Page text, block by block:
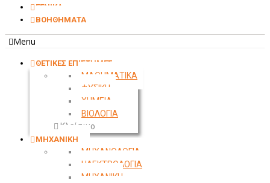
ΓΕΝΙΚΑ
ΒΟΗΘΗΜΑΤΑ
Menu
ΘΕΤΙΚΕΣ ΕΠΙΣΤΗΜΕΣ
ΜΑΘΗΜΑΤΙΚΑ
ΦΥΣΙΚΗ
ΧΗΜΕΙΑ
ΒΙΟΛΟΓΙΑ
Κλείσιμο
ΜΗΧΑΝΙΚΗ
ΜΗΧΑΝΟΛΟΓΙΑ
ΗΛΕΚΤΡΟΛΟΓΙΑ
ΜΗΧΑΝΙΚΗ